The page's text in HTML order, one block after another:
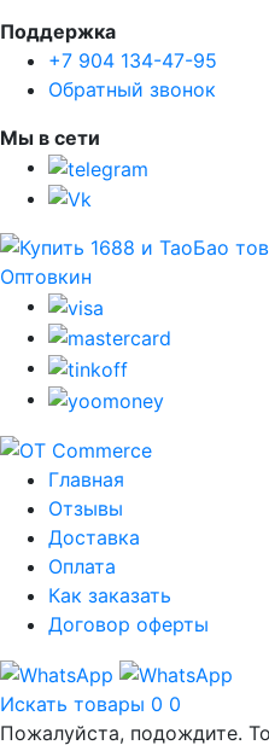
Поддержка
+7 904 134-47-95
Обратный звонок
Мы в сети
Главная
Отзывы
Доставка
Оплата
Как заказать
Договор оферты
Искать товары 0 0
Пожалуйста, подождите.